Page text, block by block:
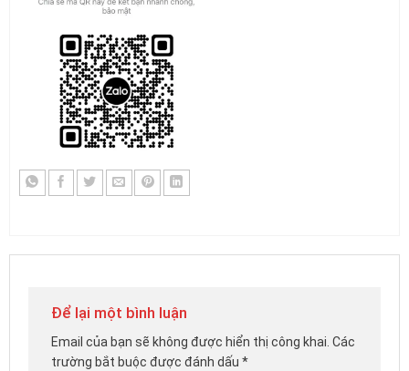
Để lại một bình luận
Email của bạn sẽ không được hiển thị công khai. Các
trường bắt buộc được đánh dấu *